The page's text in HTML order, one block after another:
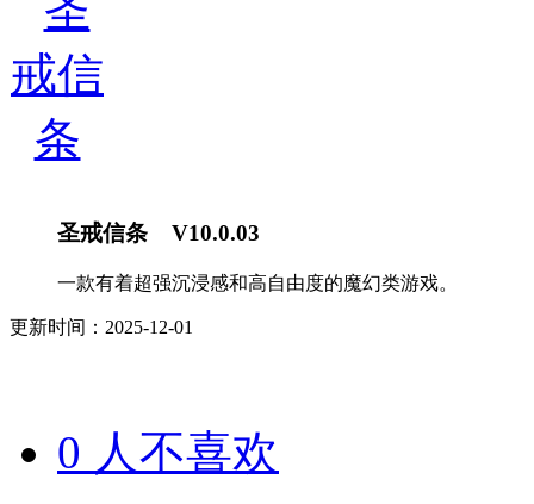
圣戒信条 V10.0.03
一款有着超强沉浸感和高自由度的魔幻类游戏。
更新时间：2025-12-01
0 人不喜欢